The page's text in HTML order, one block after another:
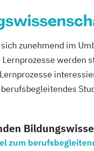
zunehmend im
zum